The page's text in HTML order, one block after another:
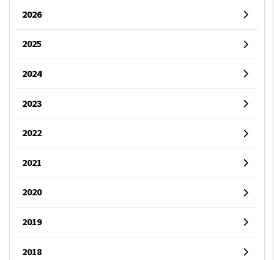
2026
2025
2024
2023
2022
2021
2020
2019
2018